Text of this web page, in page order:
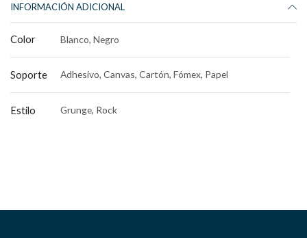
INFORMACIÓN ADICIONAL
Color Blanco, Negro
Soporte Adhesivo, Canvas, Cartón, Fómex, Papel
Estilo Grunge, Rock